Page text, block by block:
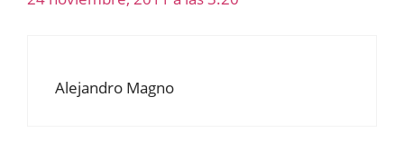
Alejandro Magno